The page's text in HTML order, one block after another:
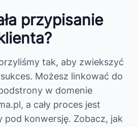
przypisanie
tak, aby zwiekszyć
Możesz linkować do
w domenie
a cały proces jest
pod konwersję. Zobacz, jak